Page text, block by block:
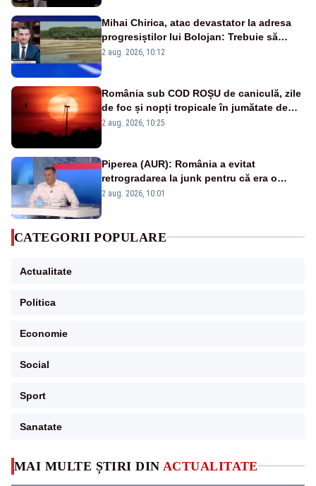
MAI MULTE ȘTIRI DIN ACTUALITATE
Mihai Chirica, atac devastator la adresa
progresiștilor lui Bolojan: Trebuie să
protejăm și natura, dar nu șținem omaneii
2 aug. 2026, 10:12
România sub COD ROȘU de caniculă, zile
de foc și nopți tropicale în jumătate de
țară
2 aug. 2026, 10:25
Piperea (AUR): România a evitat
retrogradarea la junk pentru că era o
catastrofă pentru bănci și fondurile de
2 aug. 2026, 10:01
CATEGORII POPULARE
Actualitate
Politica
Economie
Social
Sport
Sanatate